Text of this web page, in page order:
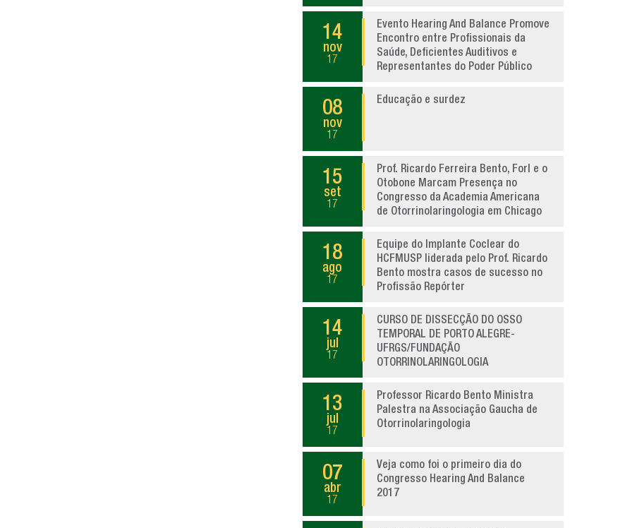
14
nov
17
Evento Hearing And Balance Promove
Encontro entre Profissionais da
Saúde, Deficientes Auditivos e
Representantes do Poder Público
08
nov
17
Educação e surdez
15
set
17
Prof. Ricardo Ferreira Bento, Forl e o
Otobone Marcam Presença no
Congresso da Academia Americana
de Otorrinolaringologia em Chicago
18
ago
17
Equipe do Implante Coclear do
HCFMUSP liderada pelo Prof. Ricardo
Bento mostra casos de sucesso no
Profissão Repórter
14
jul
17
CURSO DE DISSECÇÃO DO OSSO
TEMPORAL DE PORTO ALEGRE-
UFRGS/FUNDAÇÃO
OTORRINOLARINGOLOGIA
13
jul
17
Professor Ricardo Bento Ministra
Palestra na Associação Gaucha de
Otorrinolaringologia
07
abr
17
Veja como foi o primeiro dia do
Congresso Hearing And Balance
2017